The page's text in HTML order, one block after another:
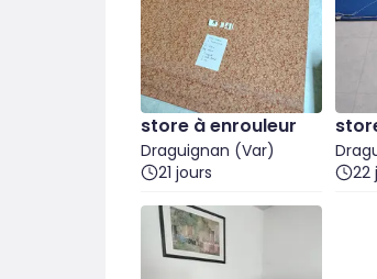
store à enrouleur
Draguignan (Var)
21 jours
22